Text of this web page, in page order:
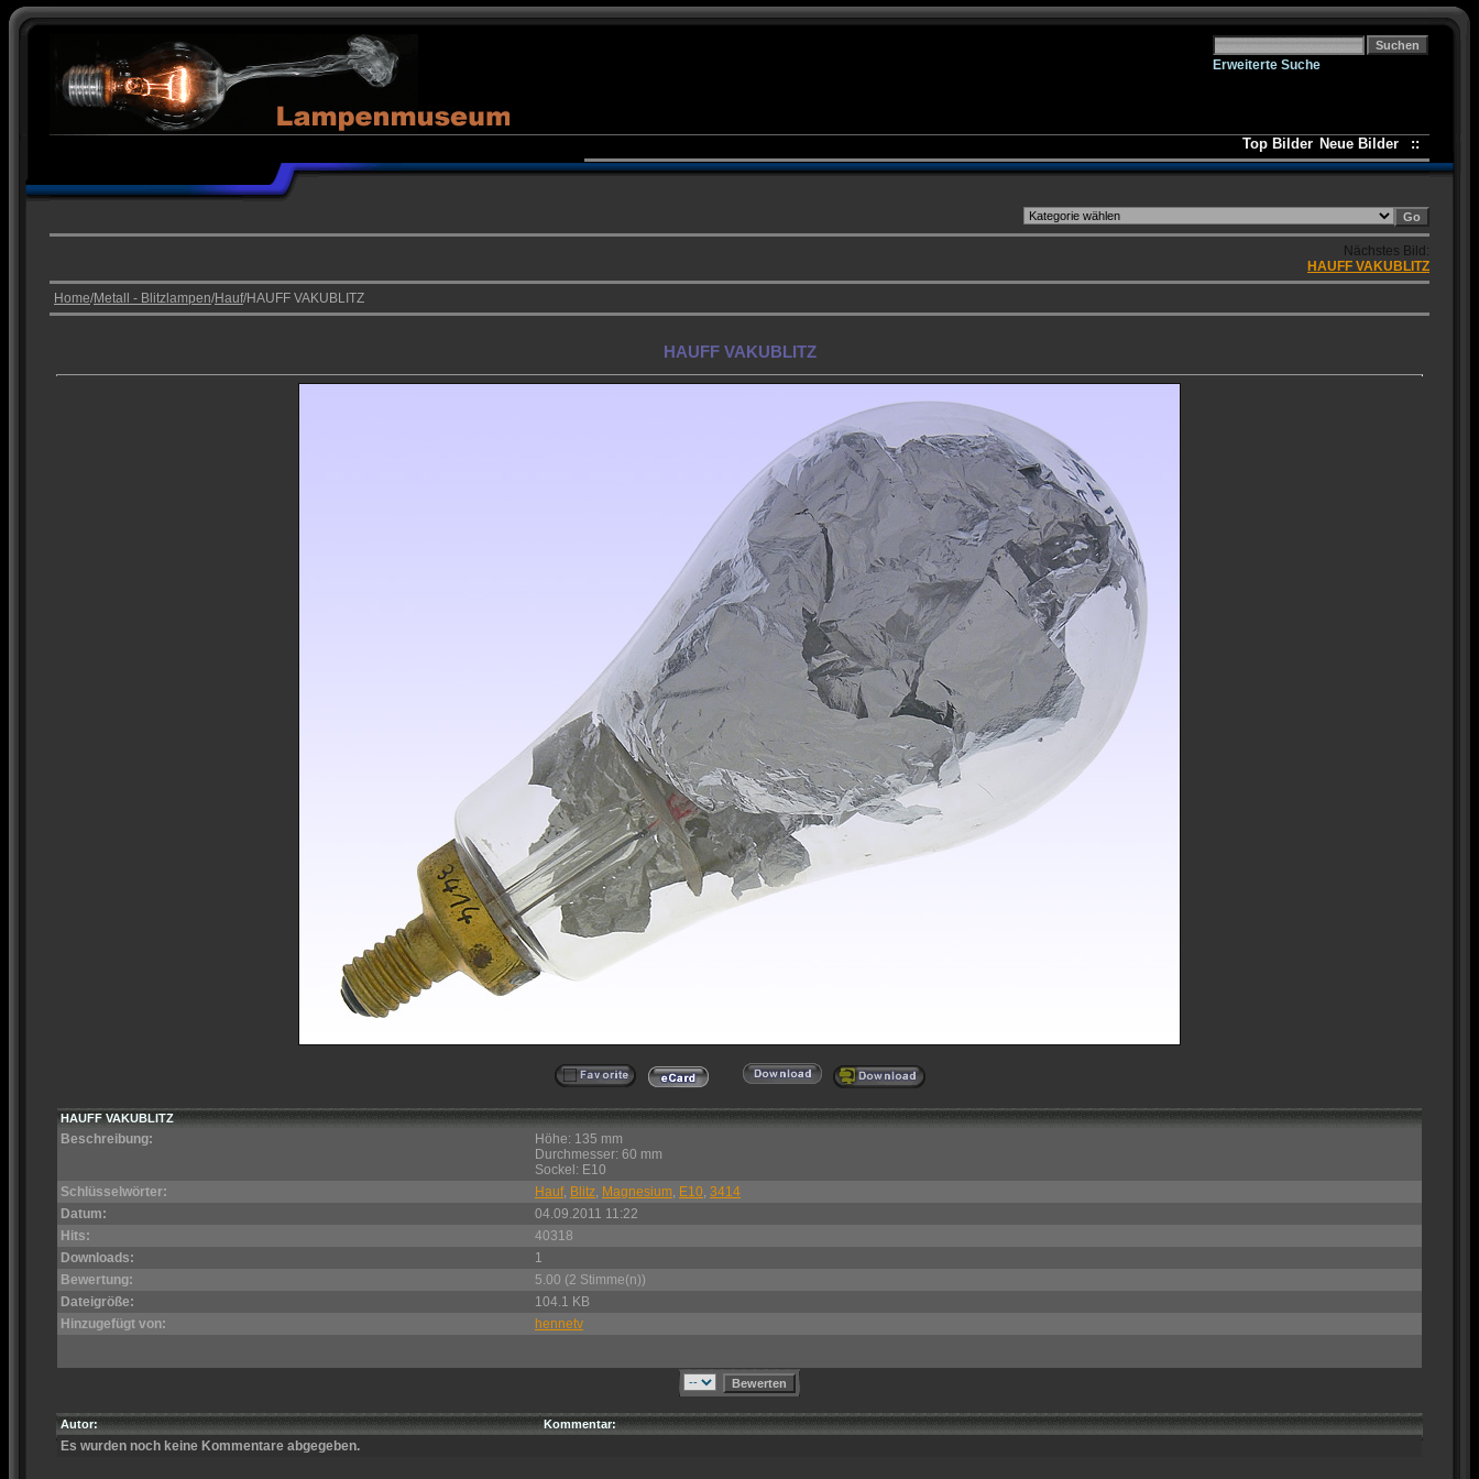
Erweiterte Suche
Top Bilder Neue Bilder ::
Nächstes Bild:
HAUFF VAKUBLITZ
Home/Metall - Blitzlampen/Hauf/HAUFF VAKUBLITZ
HAUFF VAKUBLITZ
HAUFF VAKUBLITZ
Beschreibung:
Höhe: 135 mm
Durchmesser: 60 mm
Sockel: E10
Schlüsselwörter:
Hauf, Blitz, Magnesium, E10, 3414
Datum:
04.09.2011 11:22
Hits:
40318
Downloads:
1
Bewertung:
5.00 (2 Stimme(n))
Dateigröße:
104.1 KB
Hinzugefügt von:
hennetv
Autor: Kommentar:
Es wurden noch keine Kommentare abgegeben.